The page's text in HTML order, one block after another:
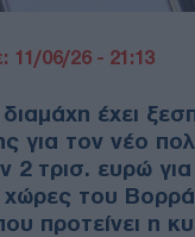
11/06/26 - 21:13
έχει
για τον νέο
2 τρισ. ευρώ
χώρες του
προτείνει η